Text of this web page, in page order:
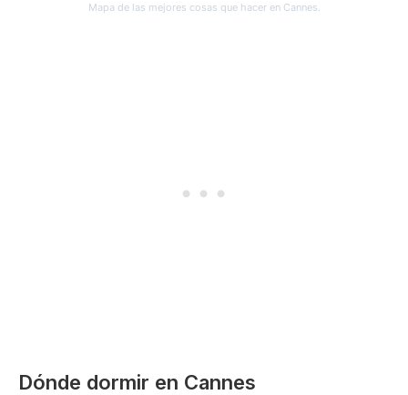
Mapa de las mejores cosas que hacer en Cannes.
Dónde dormir en Cannes